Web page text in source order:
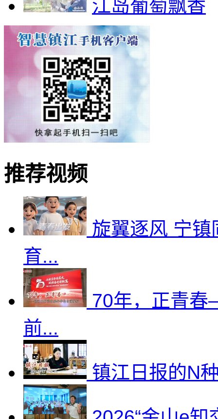
江岛葡萄飘香
推荐视频
旋翼逐风 宁
育...
70年，正青
前...
镇江日报的N